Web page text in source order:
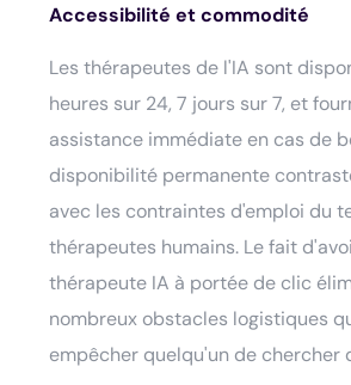
Accessibilité et commodité
Les thérapeutes de l'IA sont
heures sur 24, 7 jours sur 7, et
assistance immédiate en cas de
disponibilité permanente
avec les contraintes d'emploi du
thérapeutes humains. Le fait
thérapeute IA à portée de clic
nombreux obstacles logistiques
empêcher quelqu'un de chercher